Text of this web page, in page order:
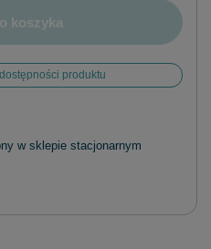
koszyka
produktu
w sklepie stacjonarnym